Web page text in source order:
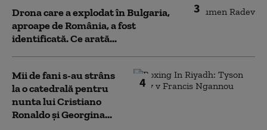
3
Drona care a explodat în Bulgaria,
aproape de România, a fost
identificată. Ce arată...
4
Mii de fani s-au strâns
la o catedrală pentru
nunta lui Cristiano
Ronaldo şi Georgina...